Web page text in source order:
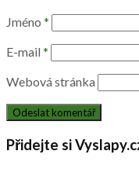
Jméno *
E-mail *
Webová stránka
Přidejte si